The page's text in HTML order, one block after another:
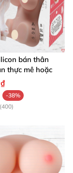
bán thân
thực mê hoặc
-38%
(400)